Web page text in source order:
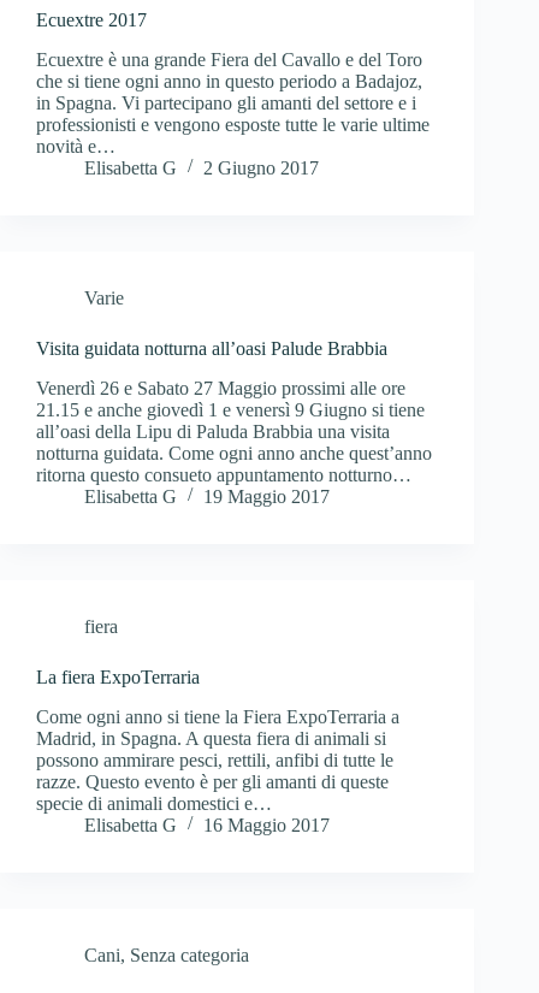
Ecuextre 2017
Ecuextre è una grande Fiera del Cavallo e del Toro
che si tiene ogni anno in questo periodo a Badajoz,
in Spagna. Vi partecipano gli amanti del settore e i
professionisti e vengono esposte tutte le varie ultime
novità e…
Elisabetta G
2 Giugno 2017
Varie
Visita guidata notturna all’oasi Palude Brabbia
Venerdì 26 e Sabato 27 Maggio prossimi alle ore
21.15 e anche giovedì 1 e venersì 9 Giugno si tiene
all’oasi della Lipu di Paluda Brabbia una visita
notturna guidata. Come ogni anno anche quest’anno
ritorna questo consueto appuntamento notturno…
Elisabetta G
19 Maggio 2017
fiera
La fiera ExpoTerraria
Come ogni anno si tiene la Fiera ExpoTerraria a
Madrid, in Spagna. A questa fiera di animali si
possono ammirare pesci, rettili, anfibi di tutte le
razze. Questo evento è per gli amanti di queste
specie di animali domestici e…
Elisabetta G
16 Maggio 2017
Cani, Senza categoria